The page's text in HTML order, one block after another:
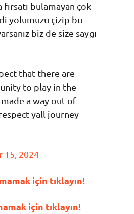
fırsatı bulamayan çok
yolumuzu çizip bu
biz de size saygı
that there are
to play in the
a way out of
yall journey
15, 2024
için tıklayın!
için tıklayın!